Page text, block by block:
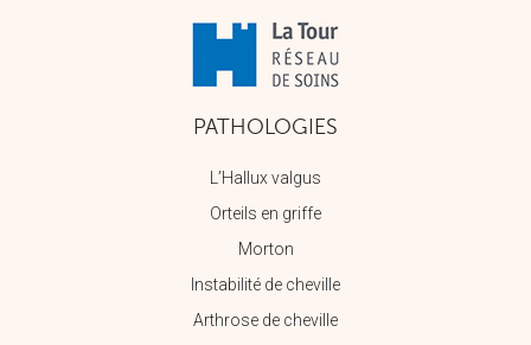
PATHOLOGIES
L’Hallux valgus
Orteils en griffe
Morton
Instabilité de cheville
Arthrose de cheville